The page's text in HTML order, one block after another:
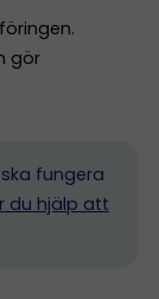
gör
fungera
du hjälp att